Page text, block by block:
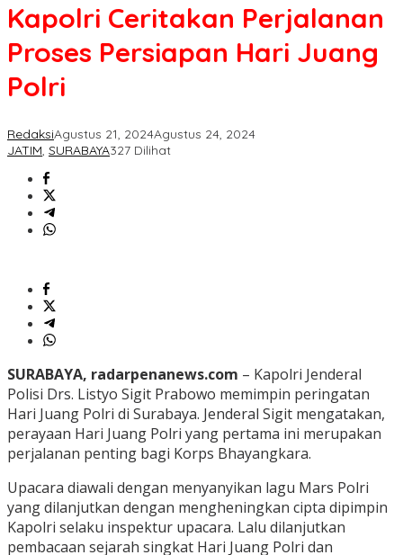
Kapolri Ceritakan Perjalanan
Proses Persiapan Hari Juang
Polri
RedaksiAgustus 21, 2024Agustus 24, 2024
JATIM, SURABAYA327 Dilihat
SURABAYA, radarpenanews.com – Kapolri Jenderal
Polisi Drs. Listyo Sigit Prabowo memimpin peringatan
Hari Juang Polri di Surabaya. Jenderal Sigit mengatakan,
perayaan Hari Juang Polri yang pertama ini merupakan
perjalanan penting bagi Korps Bhayangkara.
Upacara diawali dengan menyanyikan lagu Mars Polri
yang dilanjutkan dengan mengheningkan cipta dipimpin
Kapolri selaku inspektur upacara. Lalu dilanjutkan
pembacaan sejarah singkat Hari Juang Polri dan